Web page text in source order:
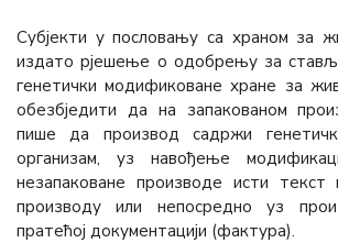
Субјекти у пословању са храном за
издато рјешење о одобрењу за
генетички модификоване хране за
обезбједити да на запакованом
пише да производ садржи
организам, уз навођење
незапаковане производе исти текст
производу или непосредно уз
пратећој документацији (фактура).